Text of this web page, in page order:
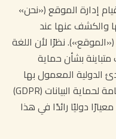
إدارة الموقع («نحن»
والكشف عنها عند
استخدام موقع svetlanadragan.com («الموقع»). نظرًا لأن اللغة
بشأن حماية
الدولية المعمول بها
على نطاق واسع، ولا سيما اللائحة العامة لحماية البيانات (GDPR)
دوليًا رائدًا في هذا